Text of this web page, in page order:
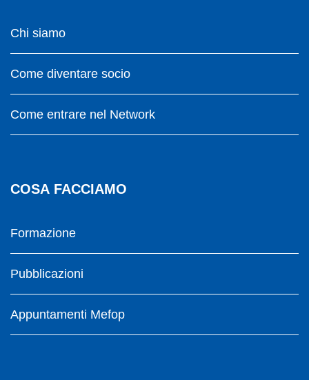
Chi siamo
Come diventare socio
Come entrare nel Network
COSA FACCIAMO
Formazione
Pubblicazioni
Appuntamenti Mefop